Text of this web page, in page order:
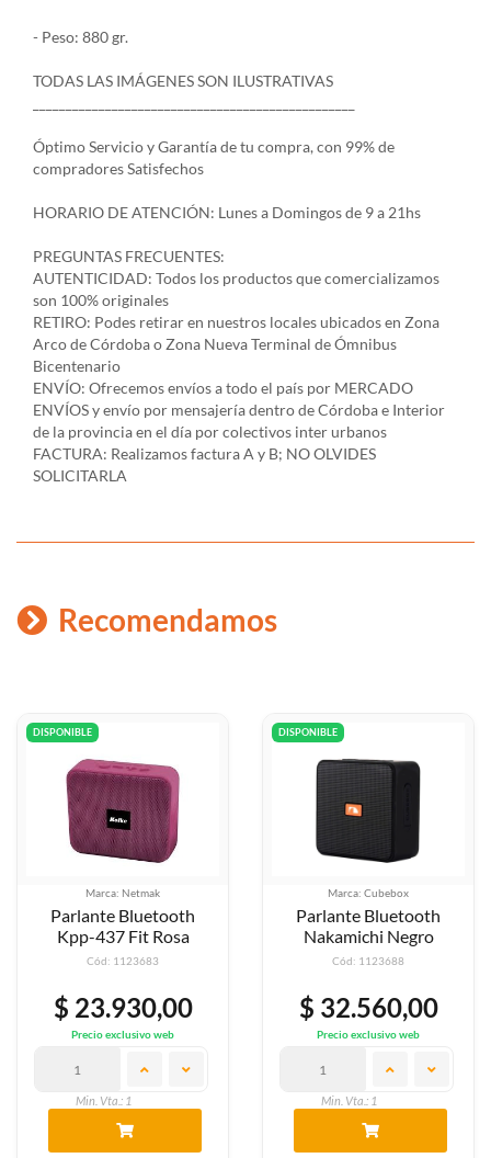
- Peso: 880 gr.
TODAS LAS IMÁGENES SON ILUSTRATIVAS
Óptimo Servicio y Garantía de tu compra, con 99% de
compradores Satisfechos
HORARIO DE ATENCIÓN: Lunes a Domingos de 9 a 21hs
PREGUNTAS FRECUENTES:
AUTENTICIDAD: Todos los productos que comercializamos
son 100% originales
RETIRO: Podes retirar en nuestros locales ubicados en Zona
Arco de Córdoba o Zona Nueva Terminal de Ómnibus
Bicentenario
ENVÍO: Ofrecemos envíos a todo el país por MERCADO
ENVÍOS y envío por mensajería dentro de Córdoba e Interior
de la provincia en el día por colectivos inter urbanos
FACTURA: Realizamos factura A y B; NO OLVIDES
SOLICITARLA
Recomendamos
DISPONIBLE
Marca: Netmak
Parlante Bluetooth
Kpp-437 Fit Rosa
Cód: 1123683
$ 23.930,00
Precio exclusivo web
Min. Vta.: 1
DISPONIBLE
Marca: Cubebox
Parlante Bluetooth
Nakamichi Negro
Cód: 1123688
$ 32.560,00
Precio exclusivo web
Min. Vta.: 1